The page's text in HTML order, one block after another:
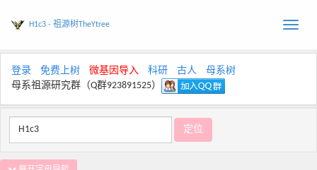
Toggle
H1c3 - 祖源树TheYtree
登录 免费上树 微基因导入 科研 古人
母系树
母系祖源研究群（Q群923891525）